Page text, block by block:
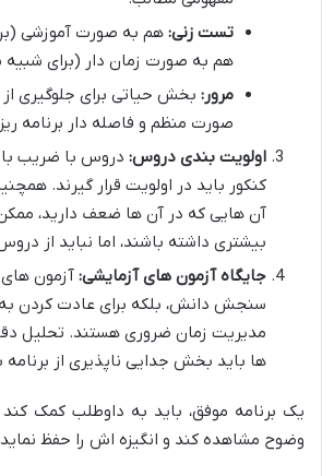
تست زنی: هم به صورت آموزشی
هم به صورت زمان دار (برای شبیه
مرور: بخش حیاتی برای جلوگیری از
صورت منظم و فاصله دار برنامه
اولویت بندی دروس: دروس با ضریب
کنکور باید در اولویت قرار گیرند.
آن هایی که در آن ها ضعف دارید،
بیشتری داشته باشند، اما نباید از
جایگاه آزمون های آزمایشی: آزمون های
سنجش دانش، بلکه برای عادت کردن
مدیریت زمان ضروری هستند. تحلیل
ها باید بخش جدایی ناپذیری از برنامه
یک برنامه موفق، باید به داوطلب کمک
وضوح مشاهده کند و انگیزه اش را حفظ